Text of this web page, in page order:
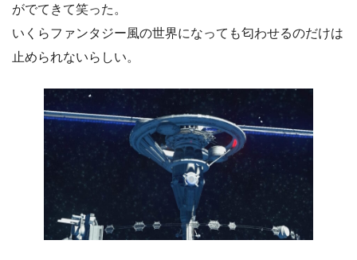
がでてきて笑った。
いくらファンタジー風の世界になっても匂わせるのだけは
止められないらしい。